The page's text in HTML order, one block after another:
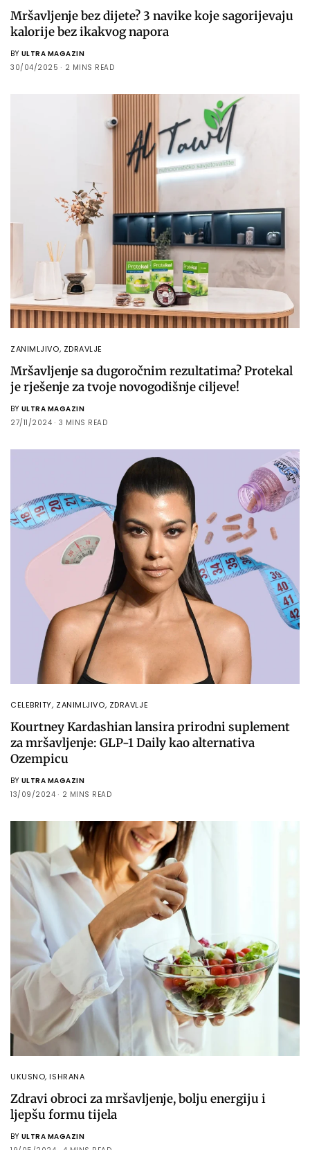
Mršavljenje bez dijete? 3 navike koje sagorijevaju
kalorije bez ikakvog napora
BY ULTRA MAGAZIN
30/04/2025
2 MINS READ
ZANIMLJIVO, ZDRAVLJE
Mršavljenje sa dugoročnim rezultatima? Protekal
je rješenje za tvoje novogodišnje ciljeve!
BY ULTRA MAGAZIN
27/11/2024
3 MINS READ
CELEBRITY, ZANIMLJIVO, ZDRAVLJE
Kourtney Kardashian lansira prirodni suplement
za mršavljenje: GLP-1 Daily kao alternativa
Ozempicu
BY ULTRA MAGAZIN
13/09/2024
2 MINS READ
UKUSNO,ISHRANA
Zdravi obroci za mršavljenje, bolju energiju i
ljepšu formu tijela
BY ULTRA MAGAZIN